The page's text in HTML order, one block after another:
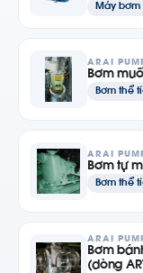
Máy bơm
ARAI
Bơm
Bơm thể
ARAI
Bơm tự
Bơm thể
ARAI
Bơm
(dòng